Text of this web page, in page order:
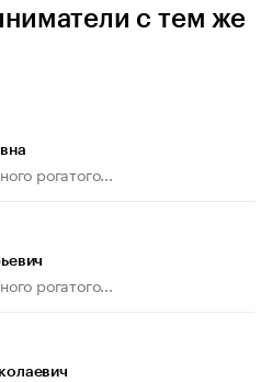
с тем же
рогатого...
рогатого...